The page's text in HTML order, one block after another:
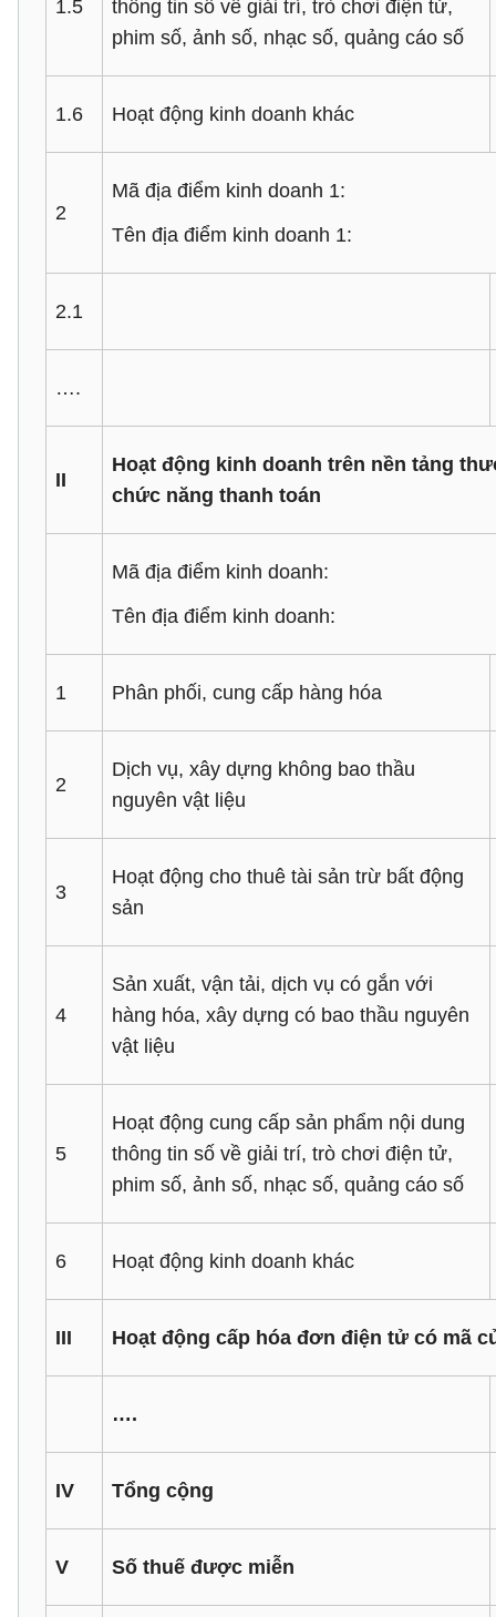
1.5
thông tin số về giải trí, trò chơi điện tử,
phim số, ảnh số, nhạc số, quảng cáo số
1.6 Hoạt động kinh doanh khác
2
Mã địa điểm kinh doanh 1:
Tên địa điểm kinh doanh 1:
2.1
….
II
Hoạt động kinh doanh trên nền tảng
chức năng thanh toán
Mã địa điểm kinh doanh:
Tên địa điểm kinh doanh:
1 Phân phối, cung cấp hàng hóa
2
Dịch vụ, xây dựng không bao thầu
nguyên vật liệu
3
Hoạt động cho thuê tài sản trừ bất động
sản
4
Sản xuất, vận tải, dịch vụ có gắn với
hàng hóa, xây dựng có bao thầu nguyên
vật liệu
5
Hoạt động cung cấp sản phẩm nội dung
thông tin số về giải trí, trò chơi điện tử,
phim số, ảnh số, nhạc số, quảng cáo số
6 Hoạt động kinh doanh khác
III Hoạt động cấp hóa đơn điện tử có mã
….
IV Tổng cộng
V Số thuế được miễn